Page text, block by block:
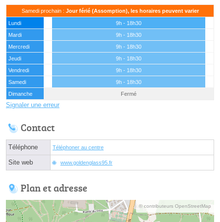
Samedi prochain : Jour férié (Assomption), les horaires peuvent varier
Lundi
9h - 18h30
Mardi
9h - 18h30
Mercredi
9h - 18h30
Jeudi
9h - 18h30
Vendredi
9h - 18h30
Samedi
9h - 18h30
Dimanche
Fermé
Signaler une erreur
Contact
Téléphone Téléphoner au centre
Site web www.goldenglass95.fr
Plan et adresse
© contributeurs OpenStreetMap